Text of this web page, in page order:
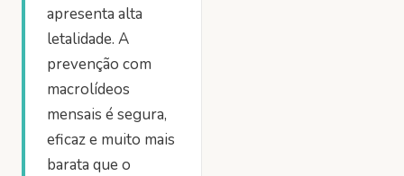
apresenta alta
letalidade. A
prevenção com
macrolídeos
mensais é segura,
eficaz e muito mais
barata que o